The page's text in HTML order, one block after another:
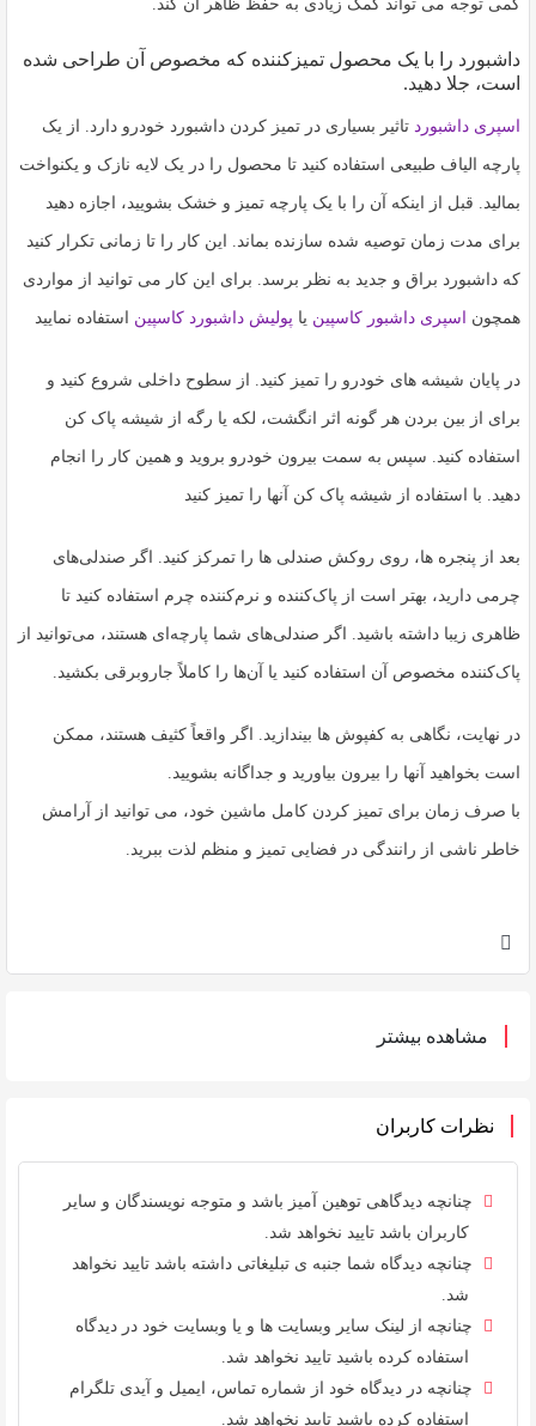
کمی توجه می تواند کمک زیادی به حفظ ظاهر آن کند.
داشبورد را با یک محصول تمیزکننده که مخصوص آن طراحی شده
است، جلا دهید.
اسپری داشبورد تاثیر بسیاری در تمیز کردن داشبورد خودرو دارد. از یک
پارچه الیاف طبیعی استفاده کنید تا محصول را در یک لایه نازک و یکنواخت
بمالید. قبل از اینکه آن را با یک پارچه تمیز و خشک بشویید، اجازه دهید
برای مدت زمان توصیه شده سازنده بماند. این کار را تا زمانی تکرار کنید
که داشبورد براق و جدید به نظر برسد. برای این کار می توانید از مواردی
همچون اسپری داشبور کاسپین یا پولیش داشبورد کاسپین استفاده نمایید
در پایان شیشه های خودرو را تمیز کنید. از سطوح داخلی شروع کنید و
برای از بین بردن هر گونه اثر انگشت، لکه یا رگه از شیشه پاک کن
استفاده کنید. سپس به سمت بیرون خودرو بروید و همین کار را انجام
دهید. با استفاده از شیشه پاک کن آنها را تمیز کنید
بعد از پنجره ها، روی روکش صندلی ها را تمرکز کنید. اگر صندلی‌های
چرمی دارید، بهتر است از پاک‌کننده و نرم‌کننده چرم استفاده کنید تا
ظاهری زیبا داشته باشید. اگر صندلی‌های شما پارچه‌ای هستند، می‌توانید از
پاک‌کننده مخصوص آن استفاده کنید یا آن‌ها را کاملاً جاروبرقی بکشید.
در نهایت، نگاهی به کفپوش ها بیندازید. اگر واقعاً کثیف هستند، ممکن
است بخواهید آنها را بیرون بیاورید و جداگانه بشویید.
با صرف زمان برای تمیز کردن کامل ماشین خود، می توانید از آرامش
خاطر ناشی از رانندگی در فضایی تمیز و منظم لذت ببرید.
مشاهده بیشتر
نظرات کاربران
چنانچه دیدگاهی توهین آمیز باشد و متوجه نویسندگان و سایر
کاربران باشد تایید نخواهد شد.
چنانچه دیدگاه شما جنبه ی تبلیغاتی داشته باشد تایید نخواهد
شد.
چنانچه از لینک سایر وبسایت ها و یا وبسایت خود در دیدگاه
استفاده کرده باشید تایید نخواهد شد.
چنانچه در دیدگاه خود از شماره تماس، ایمیل و آیدی تلگرام
استفاده کرده باشید تایید نخواهد شد.